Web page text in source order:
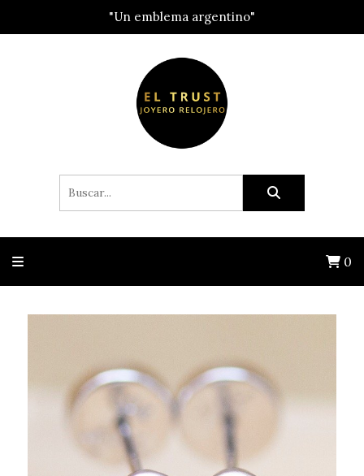
"Un emblema argentino"
0